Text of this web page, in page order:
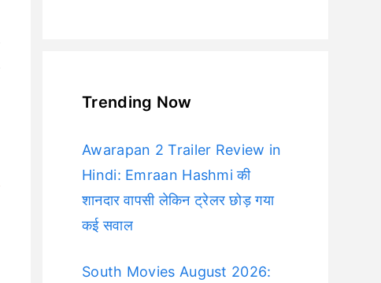
Trending Now
Awarapan 2 Trailer Review in
Hindi: Emraan Hashmi की
शानदार वापसी लेकिन ट्रेलर छोड़ गया
कई सवाल
South Movies August 2026: